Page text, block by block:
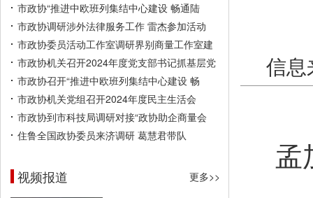
市政协“推进中欧班列集结中心建设 畅通陆
市政协调研涉外法律服务工作 雷杰参加活动
市政协委员活动工作室调研界别商量工作室建
市政协机关召开2024年度党支部书记抓基层党
市政协召开“推进中欧班列集结中心建设 畅
市政协机关党组召开2024年度民主生活会
市政协到市科技局调研对接“政协助企商量会
住鲁全国政协委员来济调研 葛慧君带队
视频报道 更多>>
信息
孟